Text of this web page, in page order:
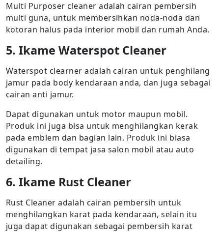
Multi Purposer cleaner adalah cairan pembersih
multi guna, untuk membersihkan noda-noda dan
kotoran halus pada interior mobil dan rumah Anda.
5. Ikame Waterspot Cleaner
Waterspot clearner adalah cairan untuk penghilang
jamur pada body kendaraan anda, dan juga sebagai
cairan anti jamur.
Dapat digunakan untuk motor maupun mobil.
Produk ini juga bisa untuk menghilangkan kerak
pada emblem dan bagian lain. Produk ini biasa
digunakan di tempat jasa salon mobil atau auto
detailing.
6. Ikame Rust Cleaner
Rust Cleaner adalah cairan pembersih untuk
menghilangkan karat pada kendaraan, selain itu
juga dapat digunakan sebagai pembersih karat